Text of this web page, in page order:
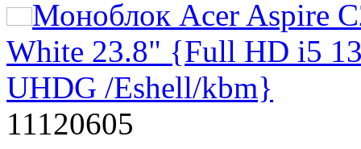
Моноблок Acer Aspire
White 23.8" {Full HD i5
UHDG /Eshell/kbm}
11120605